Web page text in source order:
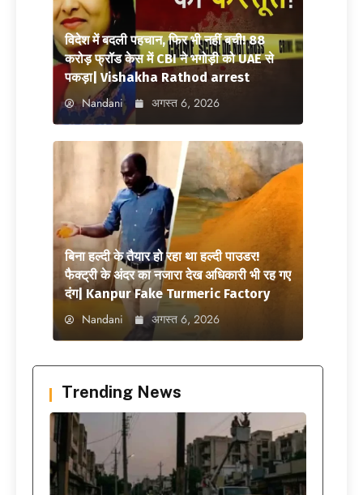
विदेश में बदली पहचान, फिर भी नहीं बची! 88
करोड़ फ्रॉड केस में CBI ने भगोड़ी को UAE से
पकड़ा| Vishakha Rathod arrest
Nandani अगस्त 6, 2026
बिना हल्दी के तैयार हो रहा था हल्दी पाउडर!
फैक्ट्री के अंदर का नजारा देख अधिकारी भी रह गए
दंग| Kanpur Fake Turmeric Factory
Nandani अगस्त 6, 2026
Trending News